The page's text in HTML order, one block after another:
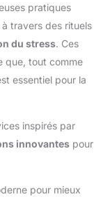
pratiques
travers des rituels
du stress. Ces
que, tout comme
essentiel pour la
inspirés par
innovantes pour
pour mieux